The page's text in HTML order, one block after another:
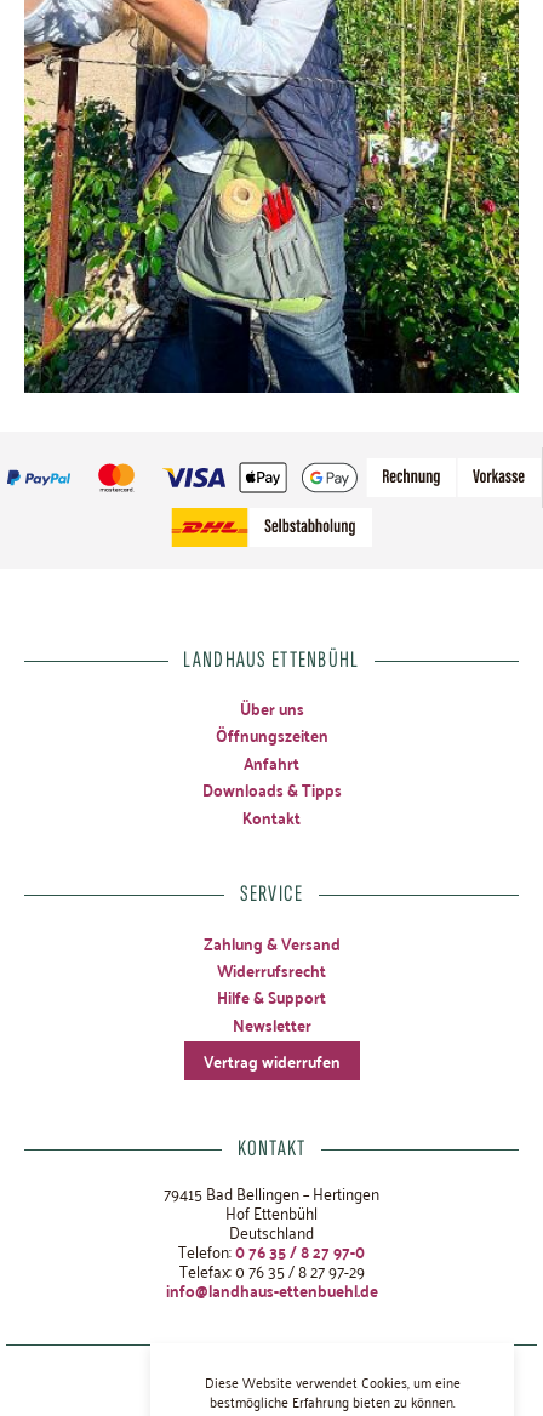
LANDHAUS ETTENBÜHL
Über uns
Öffnungszeiten
Anfahrt
Downloads & Tipps
Kontakt
SERVICE
Zahlung & Versand
Widerrufsrecht
Hilfe & Support
Newsletter
Vertrag widerrufen
KONTAKT
79415 Bad Bellingen – Hertingen
Hof Ettenbühl
Deutschland
Telefon:0 76 35 / 8 27 97-0
Telefax: 0 76 35 / 8 27 97-29
info@landhaus-ettenbuehl.de
Datenschutz
AGBs
Diese Website verwendet Cookies, um eine
bestmögliche Erfahrung bieten zu können.